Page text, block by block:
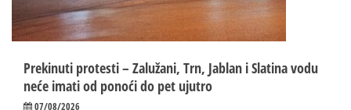
Prekinuti protesti – Zalužani, Trn, Jablan i Slatina vodu
neće imati od ponoći do pet ujutro
07/08/2026